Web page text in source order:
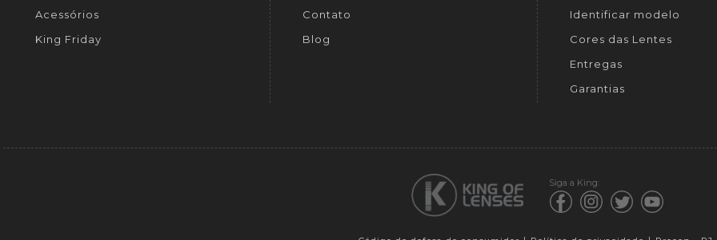
Acessórios
King Friday
Contato
Blog
Identificar modelo
Cores das Lentes
Entregas
Garantias
Siga a King: